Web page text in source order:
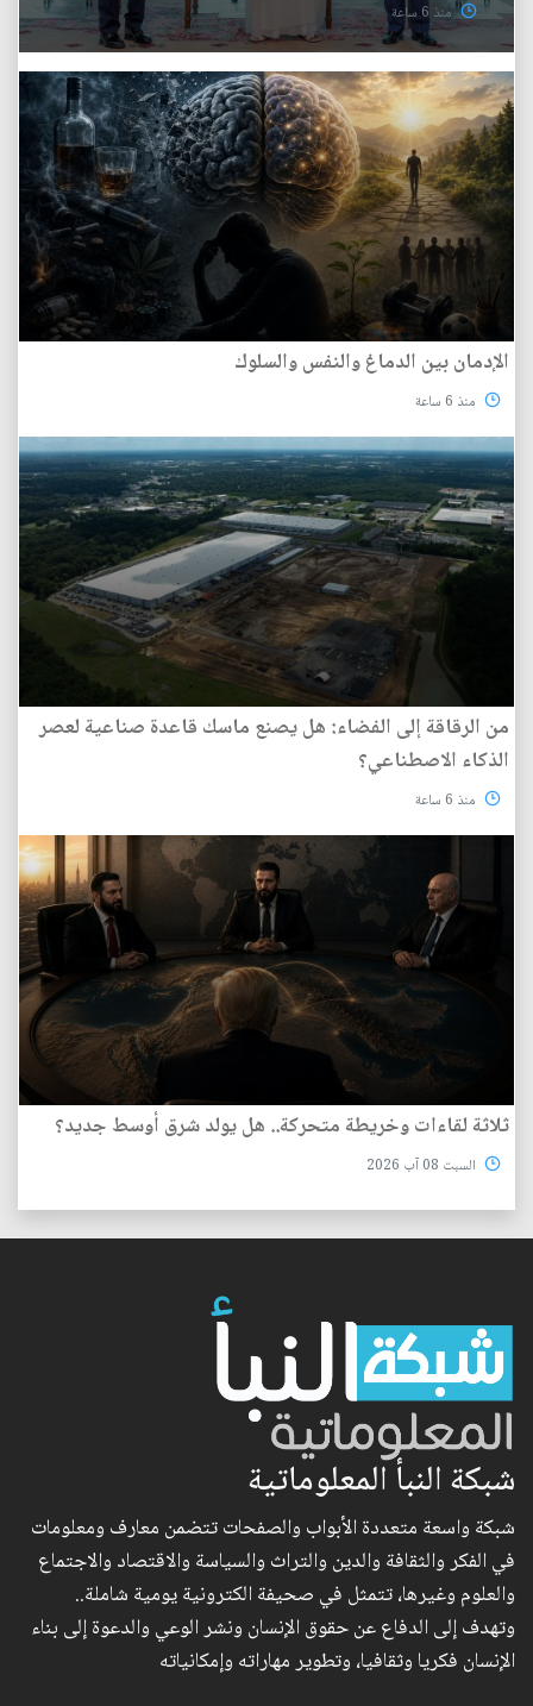
منذ 6 ساعة
الإدمان بين الدماغ والنفس والسلوك
منذ 6 ساعة
من الرقاقة إلى الفضاء: هل يصنع ماسك قاعدة صناعية لعصر
الذكاء الاصطناعي؟
منذ 6 ساعة
ثلاثة لقاءات وخريطة متحركة.. هل يولد شرق أوسط جديد؟
السبت 08 آب 2026
شبكة النبأ المعلوماتية
شبكة واسعة متعددة الأبواب والصفحات تتضمن معارف ومعلومات
في الفكر والثقافة والدين والتراث والسياسة والاقتصاد والاجتماع
والعلوم وغيرها، تتمثل في صحيفة الكترونية يومية شاملة..
وتهدف إلى الدفاع عن حقوق الإنسان ونشر الوعي والدعوة إلى بناء
الإنسان فكريا وثقافيا، وتطوير مهاراته وإمكانياته